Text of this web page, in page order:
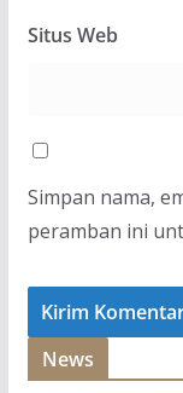
Situs Web
Simpan nama,
peramban ini
News